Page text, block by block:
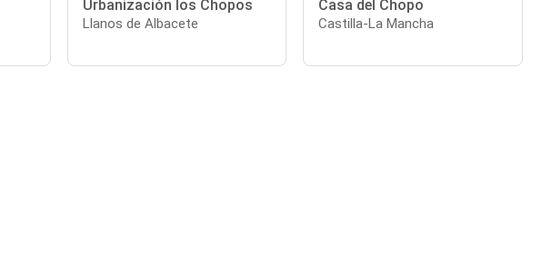
Urbanización los Chopos
Llanos de Albacete
Casa del Chopo
Castilla-La Mancha